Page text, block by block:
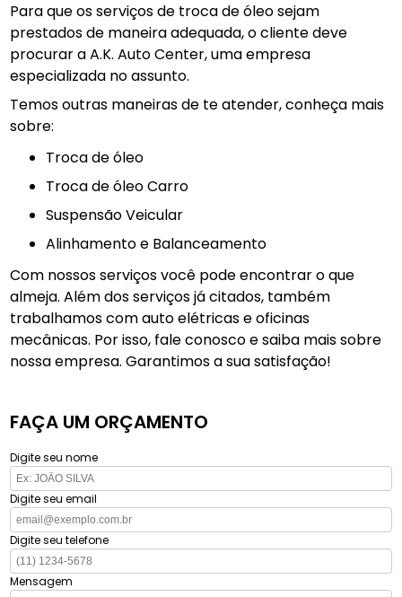
Para que os serviços de troca de óleo sejam
prestados de maneira adequada, o cliente deve
procurar a A.K. Auto Center, uma empresa
especializada no assunto.
Temos outras maneiras de te atender, conheça mais
sobre:
troca de óleo
Troca de óleo Carro
Suspensão Veicular
Alinhamento e Balanceamento
Com nossos serviços você pode encontrar o que
almeja. Além dos serviços já citados, também
trabalhamos com auto elétricas e oficinas
mecânicas. Por isso, fale conosco e saiba mais sobre
nossa empresa. Garantimos a sua satisfação!
FAÇA UM ORÇAMENTO
Digite seu nome
Digite seu email
Digite seu telefone
Mensagem